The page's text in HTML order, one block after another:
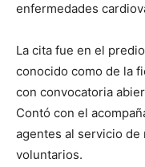
enfermedades
La cita fue en el
conocido como de la
con convocatoria
Contó con el
agentes al servicio
voluntarios.